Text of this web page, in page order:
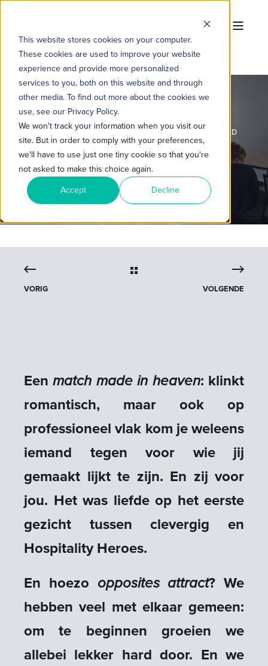
This website stores cookies on your computer.
These cookies are used to improve your website
experience and provide more personalized
services to you, both on this website and through
other media. To find out more about the cookies we
use, see our Privacy Policy.
We won't track your information when you visit our
site. But in order to comply with your preferences,
we'll have to use just one tiny cookie so that you're
not asked to make this choice again.
Accept
Decline
LISANNE BUISMAN 10-APR-2018 15:49:49 7 MIN READ
TEVREDEN MET DE KLANT:
HOSPITALITY HEROES
VORIG VOLGENDE
Eenmatch made in heaven: klinkt
romantisch, maar ook op
professioneel vlak kom je weleens
iemand tegen voor wie jij
gemaakt lijkt te zijn. En zij voor
jou. Het was liefde op het eerste
gezicht tussen clevergig en
Hospitality Heroes.
En hoezo opposites attract? We
hebben veel met elkaar gemeen:
om te beginnen groeien we
allebei lekker hard door. En we